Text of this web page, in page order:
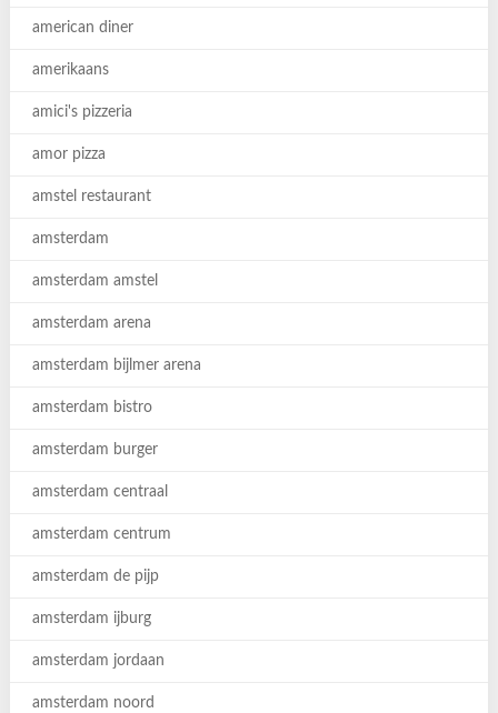
american diner
amerikaans
amici's pizzeria
amor pizza
amstel restaurant
amsterdam
amsterdam amstel
amsterdam arena
amsterdam bijlmer arena
amsterdam bistro
amsterdam burger
amsterdam centraal
amsterdam centrum
amsterdam de pijp
amsterdam ijburg
amsterdam jordaan
amsterdam noord